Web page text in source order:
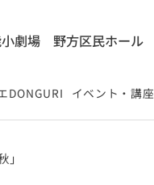
劇場 ​野方区民ホール
DONGURI イベント・講座